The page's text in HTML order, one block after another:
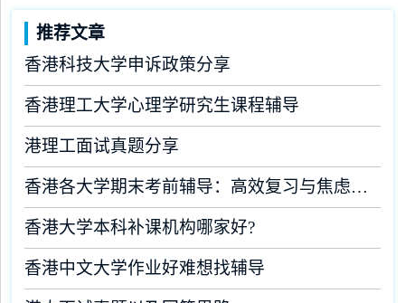
推荐文章
香港科技大学申诉政策分享
香港理工大学心理学研究生课程辅导
港理工面试真题分享
香港各大学期末考前辅导：高效复习与焦虑缓解全攻略
香港大学本科补课机构哪家好?
香港中文大学作业好难想找辅导